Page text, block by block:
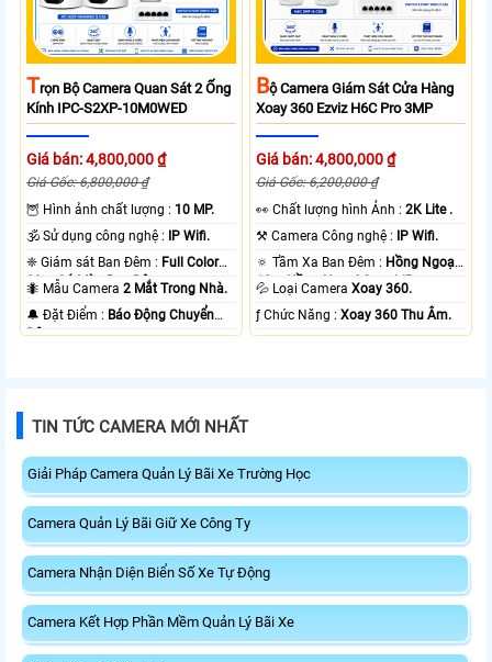
TRọn Bộ Camera Quan Sát 2 Ống
Kính IPC-S2XP-10M0WED
Giá bán: 4,800,000 ₫
Giá Gốc: 6,800,000 ₫
🦉 Hình ảnh chất lượng : 10 MP.
🕉️ Sử dụng công nghệ :
IP Wifi.
❈ Giám sát Ban Đêm : Full Color
20m Có Màu Ban Ðêm.
🐜 Mẫu Camera2 Mắt Trong Nhà.
️🔔 Đặt Điểm : Báo Động Chuyển
Động.
BỘ Camera Giám Sát Cửa Hàng
Xoay 360 Ezviz H6C Pro 3MP
Giá bán: 4,800,000 ₫
Giá Gốc: 6,200,000 ₫
️👀 Chất lượng hình Ảnh :2K Lite .
⚒ Camera Công nghệ :
IP Wifi.
🔅 Tầm Xa Ban Đêm : Hồng Ngoại
10m Hồng Ngoại Smart IR.
💦 Loại CameraXoay 360.
️ƒ Chức Năng :Xoay 360 Thu Âm.
TIN TỨC CAMERA MỚI NHẤT
Giải Pháp Camera Quản Lý Bãi Xe Trường Học
Camera Quản Lý Bãi Giữ Xe Công Ty
Camera Nhận Diện Biển Số Xe Tự Động
Camera Kết Hợp Phần Mềm Quản Lý Bãi Xe